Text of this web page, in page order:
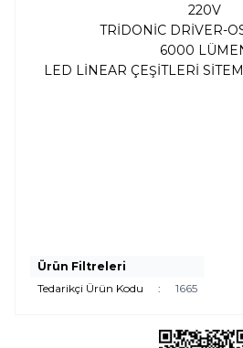
220V
TRİDONİC DRİVER-
6000
LED LİNEAR ÇEŞİTLERİ
Ürün Filtreleri
Tedarikçi Ürün Kodu
: 1665